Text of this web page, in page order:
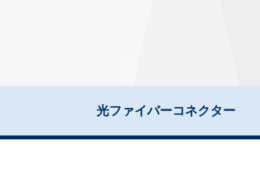
光ファイバーコネクター